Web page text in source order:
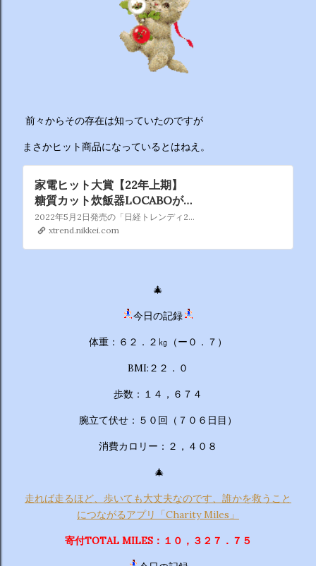
ビ朝日が選んだ『青少年に見てもらいたい番組』です。 体重
に関する10の疑問について、身体の仕組みや心理的なアプロ
ーチから分かりやすくお答えします！ 🥦 1. 人はなぜ太るの
か？ 根本的な理由は非常にシンプルで、「摂取カロリー（食
べる量）が消費カロリー（動く量）を上回っているから」で
でも高カロリーな食べ物が手に入るため、意識しないと簡単
べるのは効果があるの？ 非常に効果があります。 （ベジタ
ブルファーストと呼ばれます） 野菜に含まれる食物繊維が、
後から入ってくる糖質...
前々からその存在は知っていたのですが
まさかヒット商品になっているとはねえ。
家電ヒット大賞【22年上期】
糖質カット炊飯器LOCABOが飛
躍
2022年5月2日発売の「日経トレンディ2022年6月号」では、「2022年上半期ヒット大賞＆下半期ヒット予測」を特集。家電では、珍しさや斬新な新機能を持つ商品がヒットした。その筆頭が、広告代理店のforty-fourが開発した「糖質カット炊飯器LOCABO」だ。下半期は、Brand Design Plusの超音波食洗器「The Washer Pro」などに…
xtrend.nikkei.com
🎄
今日の記録
体重：６２．２㎏（ー０．７）
BMI:２２．０
歩数：１４，６７４
腕立て伏せ：５０回（７０６日目）
消費カロリー：２，４０８
🎄
走れば走るほど、歩いても大丈夫なのです、誰かを救うこと
につながるアプリ「Charity Miles」
寄付TOTAL MILES：１０，３２７．７５